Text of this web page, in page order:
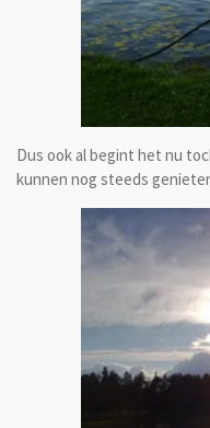
Dus ook al begint het nu
kunnen nog steeds